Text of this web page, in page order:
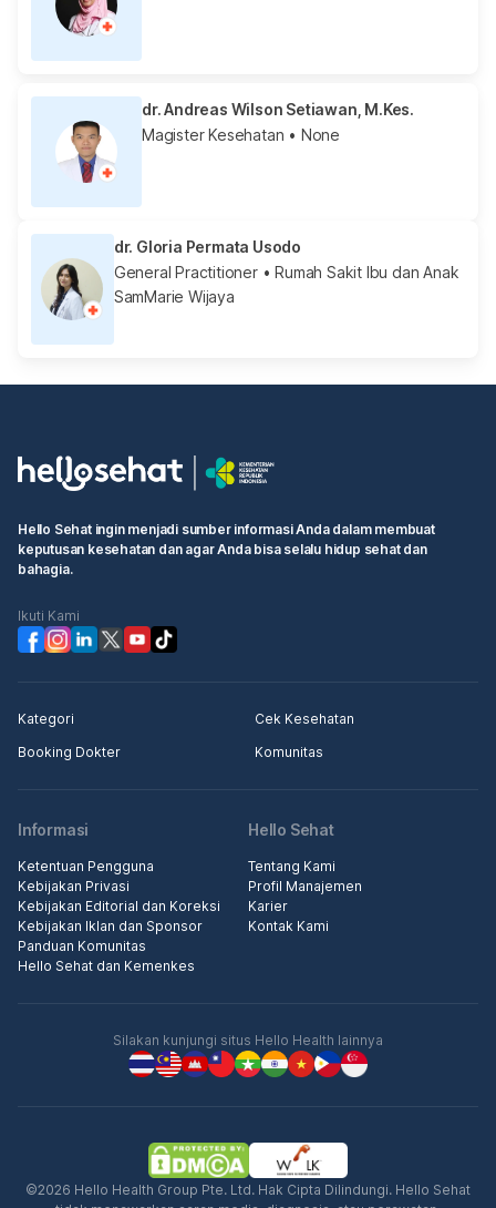
dr. Andreas Wilson Setiawan, M.Kes.
Magister Kesehatan • None
dr. Gloria Permata Usodo
General Practitioner• Rumah Sakit Ibu dan Anak
SamMarie Wijaya
Hello Sehat ingin menjadi sumber informasi Anda dalam membuat
keputusan kesehatan dan agar Anda bisa selalu hidup sehat dan
bahagia.
Ikuti Kami
Kategori
Cek Kesehatan
Booking Dokter
Komunitas
Informasi
Ketentuan Pengguna
Kebijakan Privasi
Kebijakan Editorial dan Koreksi
Kebijakan Iklan dan Sponsor
Panduan Komunitas
Hello Sehat dan Kemenkes
Hello Sehat
Tentang Kami
Profil Manajemen
Karier
Kontak Kami
Silakan kunjungi situs Hello Health lainnya
©2026 Hello Health Group Pte. Ltd. Hak Cipta Dilindungi. Hello Sehat